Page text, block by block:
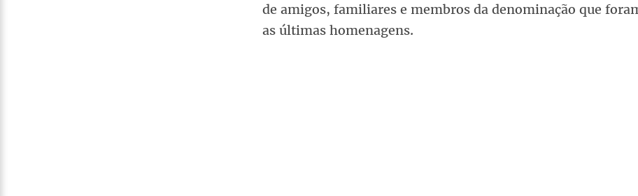
de amigos, familiares e membros da denominação que
as últimas homenagens.